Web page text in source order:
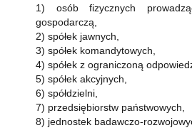
1) osób fizycznych
gospodarczą,
2) spółek jawnych,
3) spółek komandytowych,
4) spółek z ograniczoną
5) spółek akcyjnych,
6) spółdzielni,
7) przedsiębiorstw państwowych,
8) jednostek badawczo-